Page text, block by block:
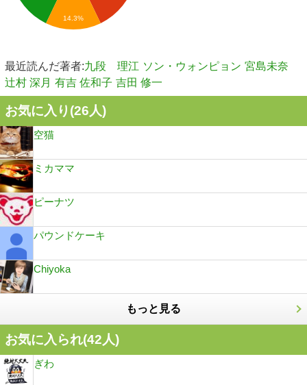
14.3%
最近読んだ著者:九段 理江 ソン・ウォンピョン 宮島未奈
辻村 深月 有吉 佐和子 吉田 修一
お気に入り(26人)
空猫
ミカママ
ピーナツ
パウンドケーキ
Chiyoka
もっと見る
お気に入られ(42人)
ぎわ